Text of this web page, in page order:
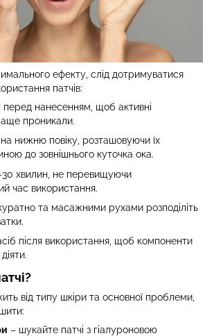
ефекту, слід дотримуватися
патчів:
перед нанесенням, щоб активні
проникали.
на нижню повіку, розташовуючи їх
до зовнішнього куточка ока.
хвилин, не перевищуючи
час використання.
та масажними рухами розподіліть
після використання, щоб компоненти
від типу шкіри та основної проблеми,
– шукайте патчі з гіалуроновою